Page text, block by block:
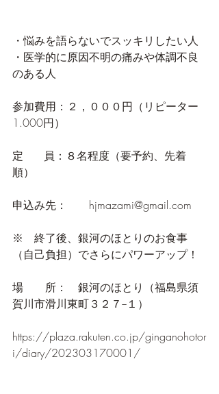
・悩みを語らないでスッキリしたい人
・医学的に原因不明の痛みや体調不良
のある人
参加費用：２，０００円（リピーター
1.000円）
定      員：８名程度（要予約、先着
順）
申込み先：　　hjmazami@gmail.com
※　終了後、銀河のほとりのお食事
（自己負担）でさらにパワーアップ！
場　　所：　銀河のほとり（福島県須
賀川市滑川東町３２７−１）
https://plaza.rakuten.co.jp/ginganohotor
i/diary/202303170001/